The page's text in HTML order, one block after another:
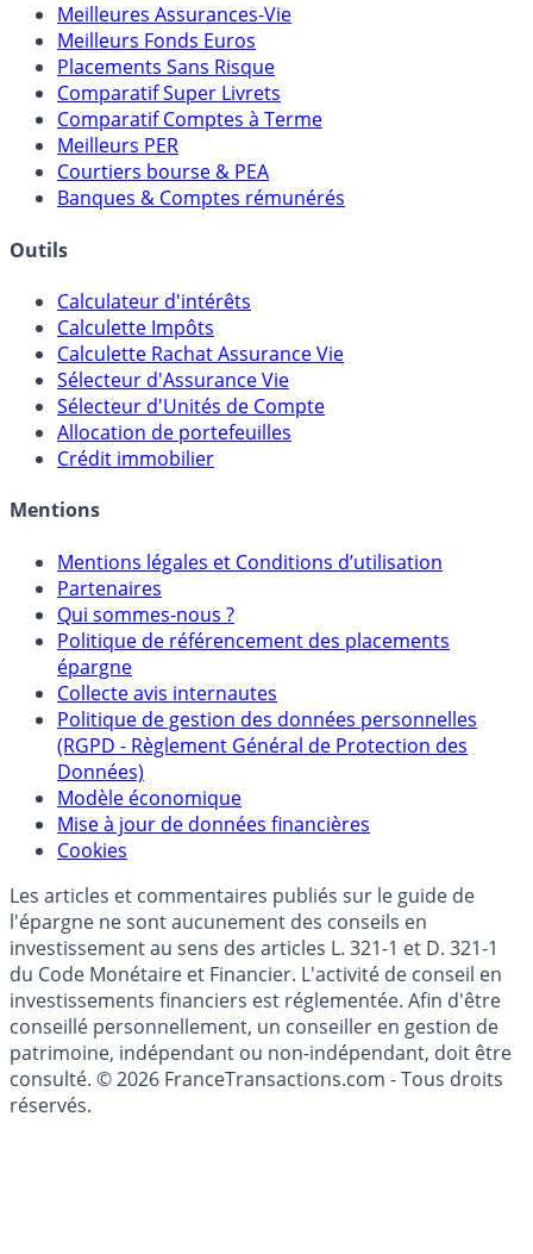
Meilleures Assurances-Vie
Meilleurs Fonds Euros
Placements Sans Risque
Comparatif Super Livrets
Comparatif Comptes à Terme
Meilleurs PER
Courtiers bourse & PEA
Banques & Comptes rémunérés
Outils
Calculateur d'intérêts
Calculette Impôts
Calculette Rachat Assurance Vie
Sélecteur d'Assurance Vie
Sélecteur d'Unités de Compte
Allocation de portefeuilles
Crédit immobilier
Mentions
Mentions légales et Conditions d’utilisation
Partenaires
Qui sommes-nous ?
Politique de référencement des placements
épargne
Collecte avis internautes
Politique de gestion des données personnelles
(RGPD - Règlement Général de Protection des
Données)
Modèle économique
Mise à jour de données financières
Cookies
Les articles et commentaires publiés sur le guide de
l'épargne ne sont aucunement des conseils en
investissement au sens des articles L. 321-1 et D. 321-1
du Code Monétaire et Financier. L'activité de conseil en
investissements financiers est réglementée. Afin d'être
conseillé personnellement, un conseiller en gestion de
patrimoine, indépendant ou non-indépendant, doit être
consulté. © 2026 FranceTransactions.com - Tous droits
réservés.